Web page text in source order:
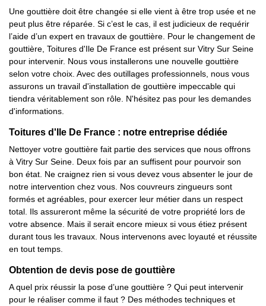
Une gouttière doit être changée si elle vient à être trop usée et ne
peut plus être réparée. Si c’est le cas, il est judicieux de requérir
l’aide d’un expert en travaux de gouttière. Pour le changement de
gouttière, Toitures d'Ile De France est présent sur Vitry Sur Seine
pour intervenir. Nous vous installerons une nouvelle gouttière
selon votre choix. Avec des outillages professionnels, nous vous
assurons un travail d'installation de gouttière impeccable qui
tiendra véritablement son rôle. N'hésitez pas pour les demandes
d'informations.
Toitures d'Ile De France : notre entreprise dédiée
Nettoyer votre gouttière fait partie des services que nous offrons
à Vitry Sur Seine. Deux fois par an suffisent pour pourvoir son
bon état. Ne craignez rien si vous devez vous absenter le jour de
notre intervention chez vous. Nos couvreurs zingueurs sont
formés et agréables, pour exercer leur métier dans un respect
total. Ils assureront même la sécurité de votre propriété lors de
votre absence. Mais il serait encore mieux si vous étiez présent
durant tous les travaux. Nous intervenons avec loyauté et réussite
en tout temps.
Obtention de devis pose de gouttière
A quel prix réussir la pose d’une gouttière ? Qui peut intervenir
pour le réaliser comme il faut ? Des méthodes techniques et